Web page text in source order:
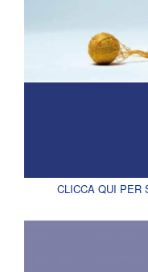
CLICCA QUI PER